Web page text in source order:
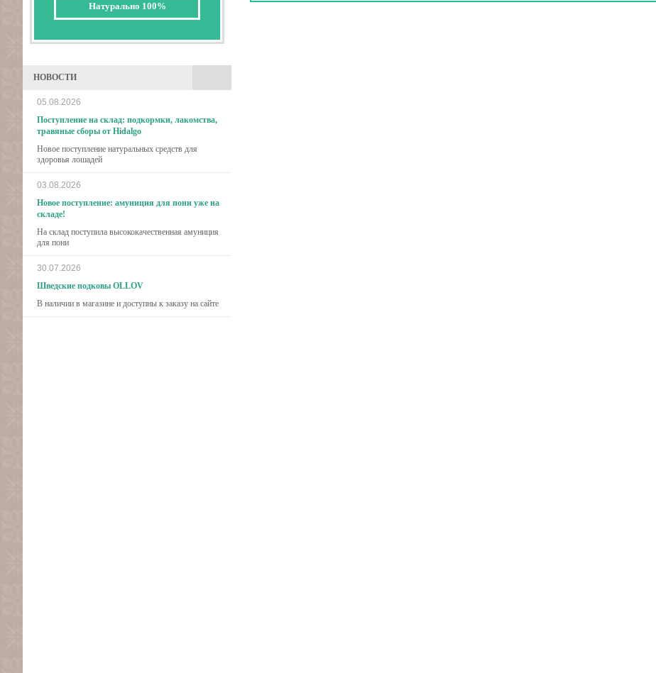
Натурально 100%
НОВОСТИ
05.08.2026
Поступление на склад: подкормки, лакомства,
травяные сборы от Hidalgo
Новое поступление натуральных средств для
здоровья лошадей
03.08.2026
Новое поступление: амуниция для пони уже на
складе!
На склад поступила высококачественная амуниция
для пони
30.07.2026
Шведские подковы OLLOV
В наличии в магазине и доступны к заказу на сайте